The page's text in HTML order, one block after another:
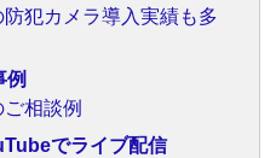
犯カメラ導入実績も多
例
相談例
でライブ配信